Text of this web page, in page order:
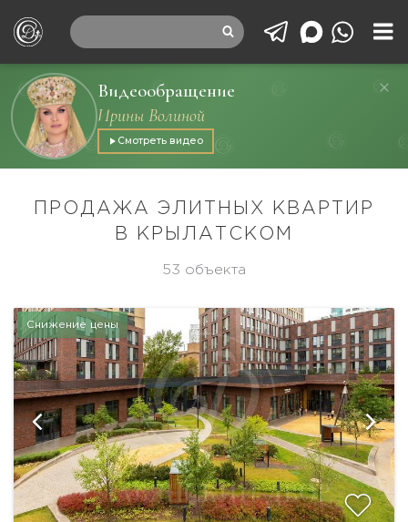
Видеообращение
Ирины Волиной
Смотреть видео
ПРОДАЖА ЭЛИТНЫХ КВАРТИР
В КРЫЛАТСКОМ
53 объекта
Снижение цены